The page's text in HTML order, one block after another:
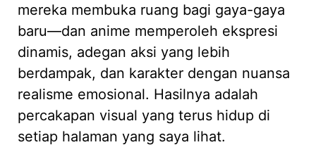
mereka membuka ruang bagi gaya-gaya
baru—dan anime memperoleh ekspresi
dinamis, adegan aksi yang lebih
berdampak, dan karakter dengan nuansa
realisme emosional. Hasilnya adalah
percakapan visual yang terus hidup di
setiap halaman yang saya lihat.